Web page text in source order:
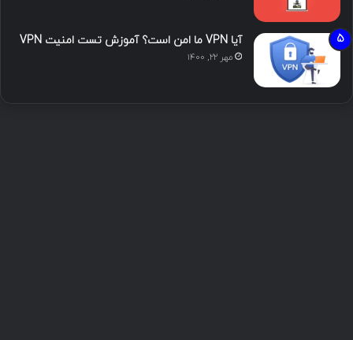
آیا VPN ما امن است؟ آموزش تست امنیت VPN
مهر ۲۲, ۱۴۰۰